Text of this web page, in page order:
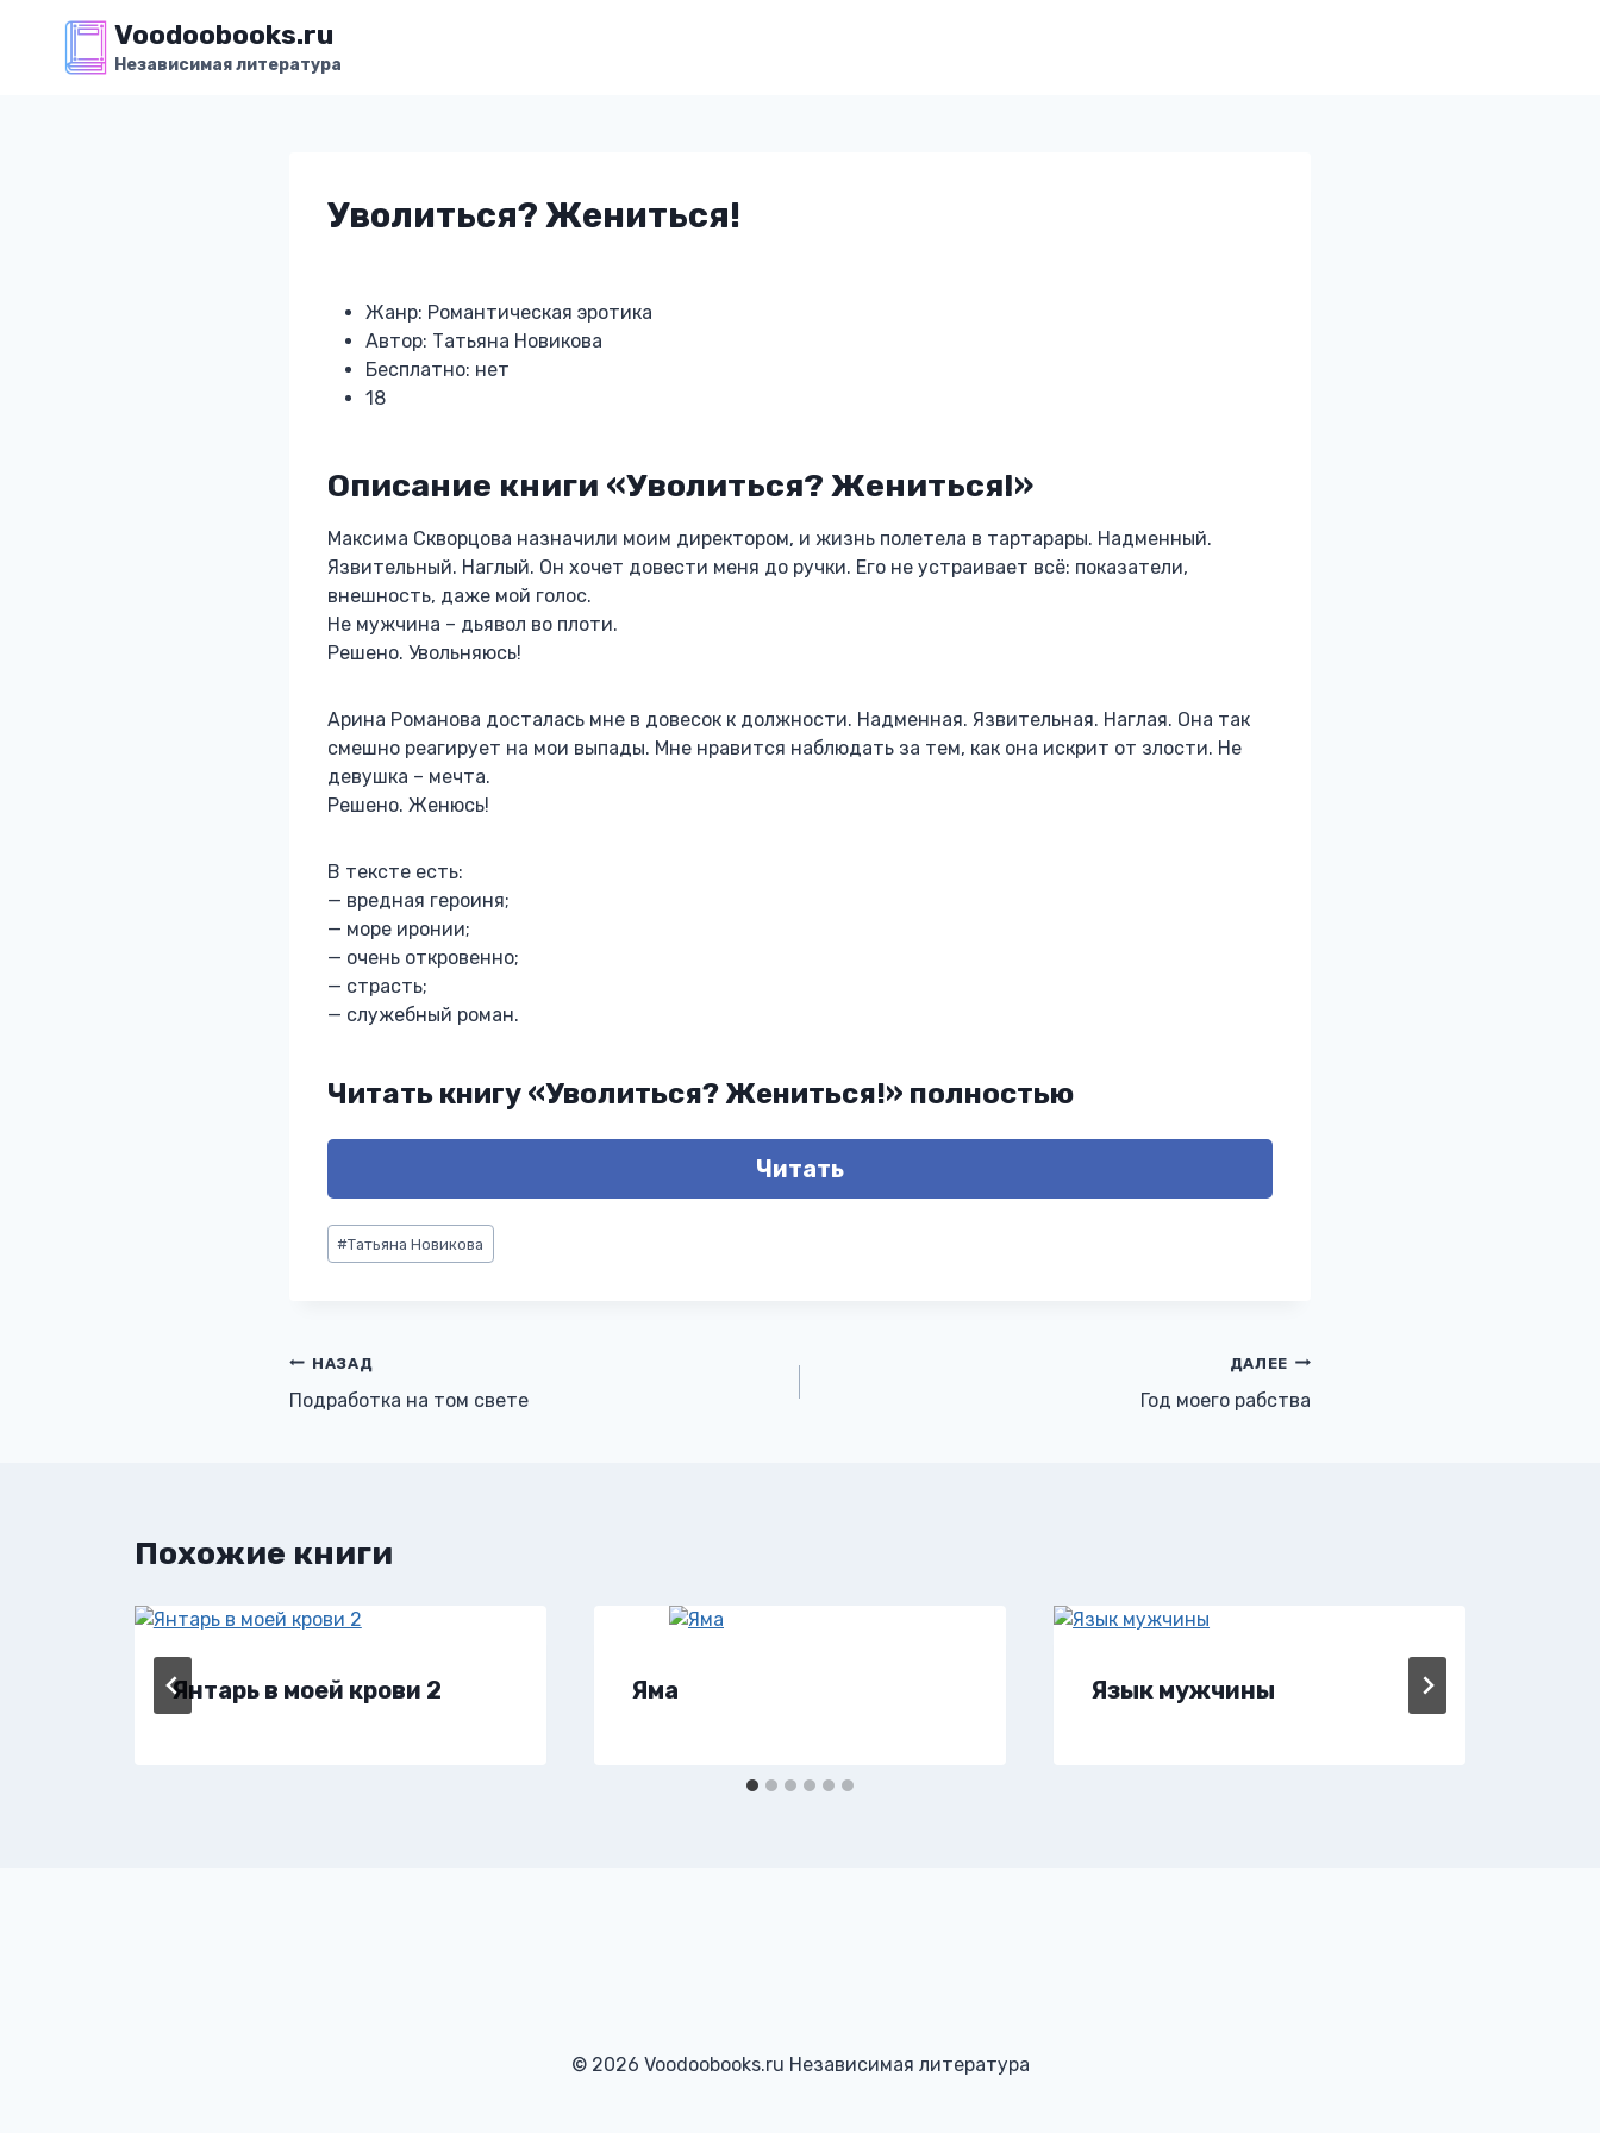
содержимому
Voodoobooks.ru
Независимая литература
Уволиться? Жениться!
Жанр: Романтическая эротика
Автор: Татьяна Новикова
Бесплатно: нет
18
Описание книги «Уволиться? Жениться!»
Максима Скворцова назначили моим директором, и жизнь полетела в тартарары. Надменный.
Язвительный. Наглый. Он хочет довести меня до ручки. Его не устраивает всё: показатели,
внешность, даже мой голос.
Не мужчина – дьявол во плоти.
Решено. Увольняюсь!
Арина Романова досталась мне в довесок к должности. Надменная. Язвительная. Наглая. Она так
смешно реагирует на мои выпады. Мне нравится наблюдать за тем, как она искрит от злости. Не
девушка – мечта.
Решено. Женюсь!
В тексте есть:
— вредная героиня;
— море иронии;
— очень откровенно;
— страсть;
— служебный роман.
Читать книгу «Уволиться? Жениться!» полностью
Читать
Метки
записи:
#Татьяна Новикова
Навигация
по
НАЗАД
Подработка на том свете
ДАЛЕЕ
Год моего рабства
Похожие книги
Янтарь в моей крови 2 Яма Язык мужчины
© 2026 Voodoobooks.ru Независимая литература